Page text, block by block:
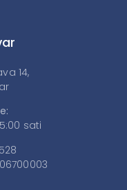
14,
sati